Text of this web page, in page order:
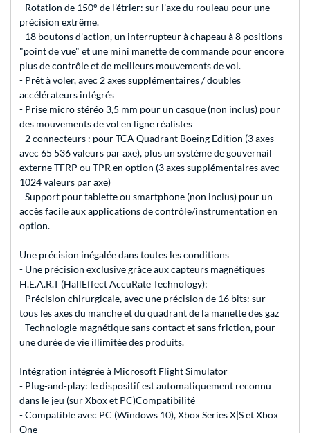
- Rotation de 150° de l'étrier: sur l'axe du rouleau pour une
précision extrême.
- 18 boutons d'action, un interrupteur à chapeau à 8 positions
"point de vue" et une mini manette de commande pour encore
plus de contrôle et de meilleurs mouvements de vol.
- Prêt à voler, avec 2 axes supplémentaires / doubles
accélérateurs intégrés
- Prise micro stéréo 3,5 mm pour un casque (non inclus) pour
des mouvements de vol en ligne réalistes
- 2 connecteurs : pour TCA Quadrant Boeing Edition (3 axes
avec 65 536 valeurs par axe), plus un système de gouvernail
externe TFRP ou TPR en option (3 axes supplémentaires avec
1024 valeurs par axe)
- Support pour tablette ou smartphone (non inclus) pour un
accès facile aux applications de contrôle/instrumentation en
option.
Une précision inégalée dans toutes les conditions
- Une précision exclusive grâce aux capteurs magnétiques
H.E.A.R.T (HallEffect AccuRate Technology):
- Précision chirurgicale, avec une précision de 16 bits: sur
tous les axes du manche et du quadrant de la manette des gaz
- Technologie magnétique sans contact et sans friction, pour
une durée de vie illimitée des produits.
Intégration intégrée à Microsoft Flight Simulator
- Plug-and-play: le dispositif est automatiquement reconnu
dans le jeu (sur Xbox et PC)Compatibilité
- Compatible avec PC (Windows 10), Xbox Series X|S et Xbox
One